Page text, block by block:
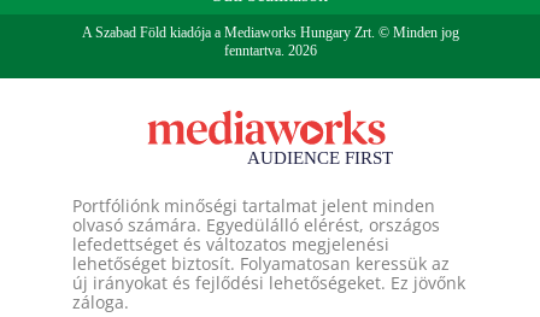
A Szabad Föld kiadója a Mediaworks Hungary Zrt. © Minden jog
fenntartva. 2026
Portfóliónk minőségi tartalmat jelent minden
olvasó számára. Egyedülálló elérést, országos
lefedettséget és változatos megjelenési
lehetőséget biztosít. Folyamatosan keressük az
új irányokat és fejlődési lehetőségeket. Ez jövőnk
záloga.